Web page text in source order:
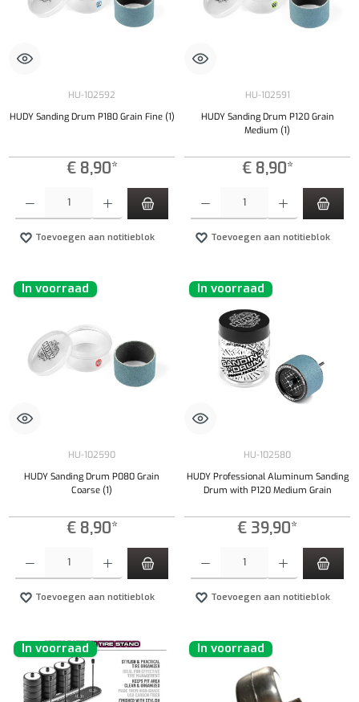
HU-102592
HUDY Sanding Drum P180 Grain Fine (1)
€ 8,90*
Toevoegen aan notitieblok
HU-102591
HUDY Sanding Drum P120 Grain
Medium (1)
€ 8,90*
Toevoegen aan notitieblok
In voorraad
HU-102590
HUDY Sanding Drum P080 Grain
Coarse (1)
€ 8,90*
Toevoegen aan notitieblok
In voorraad
HU-102580
HUDY Professional Aluminum Sanding
Drum with P120 Medium Grain
€ 39,90*
Toevoegen aan notitieblok
In voorraad In voorraad